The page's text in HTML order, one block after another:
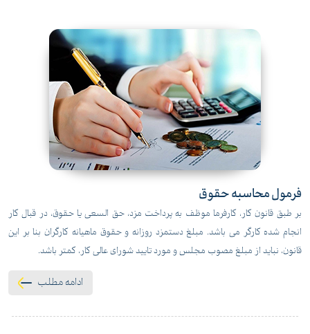
فرمول محاسبه حقوق
بر طبق قانون کار، کارفرما موظف به پرداخت مزد، حق السعی یا حقوق، در قبال کار
انجام شده کارگر می باشد. مبلغ دستمزد روزانه و حقوق ماهیانه کارگران بنا بر این
قانون، نباید از مبلغ مصوب مجلس و مورد تایید شورای عالی کار، کمتر باشد.
ادامه مطلب